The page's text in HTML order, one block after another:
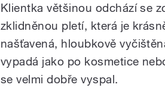
Klientka většinou odchází se
zklidněnou pletí, která je
našťavená, hloubkově
vypadá jako po kosmetice
se velmi dobře vyspal.